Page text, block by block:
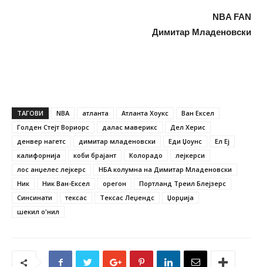
NBA FAN
Димитар Младеновски
ТАГОВИ NBA атланта Атланта Хоукс
Ван Ексел
Голден Стејт Вориорс
далас маверикс
Дел Херис
денвер нагетс
димитар младеновски Еди Џоунс
Ел Еј
калифорнија
коби брајант Колорадо
лејкерси
лос анџелес лејкерс
НБА колумна на Димитар Младеновски
Ник
Ник Ван-Ексел орегон
Портланд Треил Блејзерс
Синсинати
тексас Тексас Леџендс
Џорџија
шекил о'нил